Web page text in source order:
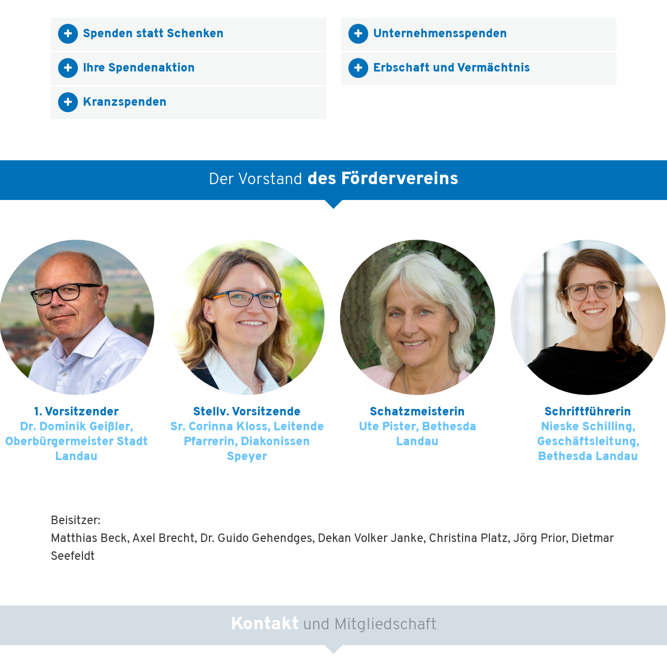
Spenden statt Schenken
Ihre Spendenaktion
Kranzspenden
Unternehmensspenden
Erbschaft und Vermächtnis
Der Vorstand des Fördervereins
1. Vorsitzender
Dr. Dominik Geißler,
Oberbürgermeister Stadt
Landau
Stellv. Vorsitzende
Sr. Corinna Kloss, Leitende
Pfarrerin, Diakonissen
Speyer
Schatzmeisterin
Ute Pister, Bethesda
Landau
Schriftführerin
Nieske Schilling,
Geschäftsleitung,
Bethesda Landau
Beisitzer:
Matthias Beck, Axel Brecht, Dr. Guido Gehendges, Dekan Volker Janke, Christina Platz, Jörg Prior, Dietmar
Seefeldt
Kontakt und Mitgliedschaft